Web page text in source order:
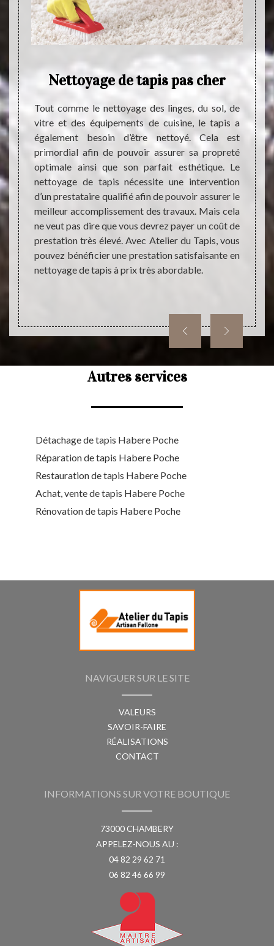
très
et
pas
vous
de
Nettoyage de tapis pas cher
Tout comme le nettoyage des linges, du sol, de
vitre et des équipements de cuisine, le tapis a
également besoin d’être nettoyé. Cela est
primordial afin de pouvoir assurer sa propreté
optimale ainsi que son parfait esthétique. Le
nettoyage de tapis nécessite une intervention
d’un prestataire qualifié afin de pouvoir assurer le
meilleur accomplissement des travaux. Mais cela
ne veut pas dire que vous devrez payer un coût de
prestation très élevé. Avec Atelier du Tapis, vous
pouvez bénéficier une prestation satisfaisante en
nettoyage de tapis à prix très abordable.
faire
de
tapis
la
Autres services
Détachage de tapis Habere Poche
Réparation de tapis Habere Poche
Restauration de tapis Habere Poche
Achat, vente de tapis Habere Poche
Rénovation de tapis Habere Poche
NAVIGUER SUR LE SITE
VALEURS
SAVOIR-FAIRE
RÉALISATIONS
CONTACT
INFORMATIONS SUR VOTRE BOUTIQUE
73000 CHAMBERY
APPELEZ-NOUS AU :
04 82 29 62 71
06 82 46 66 99